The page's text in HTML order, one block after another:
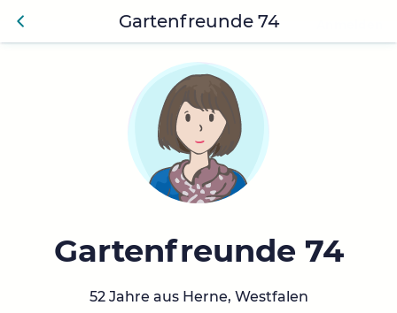
Zurü
Gartenfreunde 74
Gartenfreunde 74
52 Jahre aus Herne, Westfalen